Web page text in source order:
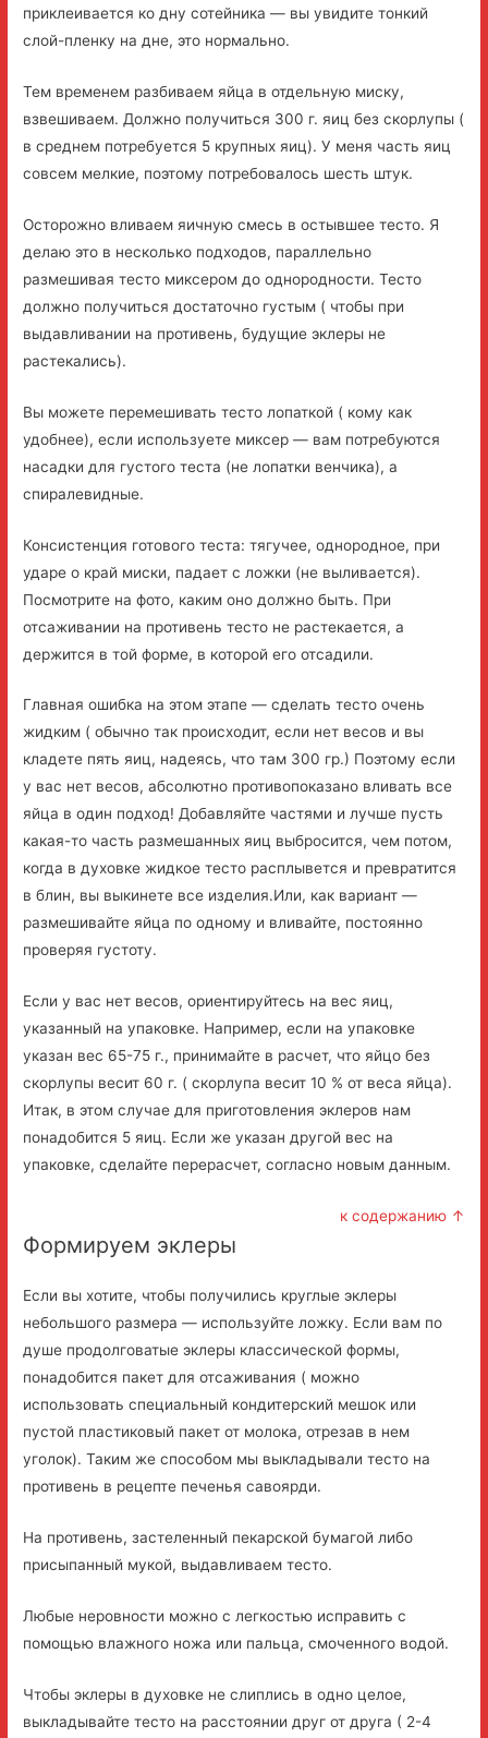
приклеивается ко дну сотейника — вы увидите тонкий
слой-пленку на дне, это нормально.
Тем временем разбиваем яйца в отдельную миску,
взвешиваем. Должно получиться 300 г. яиц без скорлупы (
в среднем потребуется 5 крупных яиц). У меня часть яиц
совсем мелкие, поэтому потребовалось шесть штук.
Осторожно вливаем яичную смесь в остывшее тесто. Я
делаю это в несколько подходов, параллельно
размешивая тесто миксером до однородности. Тесто
должно получиться достаточно густым ( чтобы при
выдавливании на противень, будущие эклеры не
растекались).
Вы можете перемешивать тесто лопаткой ( кому как
удобнее), если используете миксер — вам потребуются
насадки для густого теста (не лопатки венчика), а
спиралевидные.
Консистенция готового теста: тягучее, однородное, при
ударе о край миски, падает с ложки (не выливается).
Посмотрите на фото, каким оно должно быть. При
отсаживании на противень тесто не растекается, а
держится в той форме, в которой его отсадили.
Главная ошибка на этом этапе — сделать тесто очень
жидким ( обычно так происходит, если нет весов и вы
кладете пять яиц, надеясь, что там 300 гр.) Поэтому если
у вас нет весов, абсолютно противопоказано вливать все
яйца в один подход! Добавляйте частями и лучше пусть
какая-то часть размешанных яиц выбросится, чем потом,
когда в духовке жидкое тесто расплывется и превратится
в блин, вы выкинете все изделия.Или, как вариант —
размешивайте яйца по одному и вливайте, постоянно
проверяя густоту.
Если у вас нет весов, ориентируйтесь на вес яиц,
указанный на упаковке. Например, если на упаковке
указан вес 65-75 г., принимайте в расчет, что яйцо без
скорлупы весит 60 г. ( скорлупа весит 10 % от веса яйца).
Итак, в этом случае для приготовления эклеров нам
понадобится 5 яиц. Если же указан другой вес на
упаковке, сделайте перерасчет, согласно новым данным.
к содержанию ↑
Формируем эклеры
Если вы хотите, чтобы получились круглые эклеры
небольшого размера — используйте ложку. Если вам по
душе продолговатые эклеры классической формы,
понадобится пакет для отсаживания ( можно
использовать специальный кондитерский мешок или
пустой пластиковый пакет от молока, отрезав в нем
уголок). Таким же способом мы выкладывали тесто на
противень в рецепте печенья савоярди.
На противень, застеленный пекарской бумагой либо
присыпанный мукой, выдавливаем тесто.
Любые неровности можно с легкостью исправить с
помощью влажного ножа или пальца, смоченного водой.
Чтобы эклеры в духовке не слиплись в одно целое,
выкладывайте тесто на расстоянии друг от друга ( 2-4